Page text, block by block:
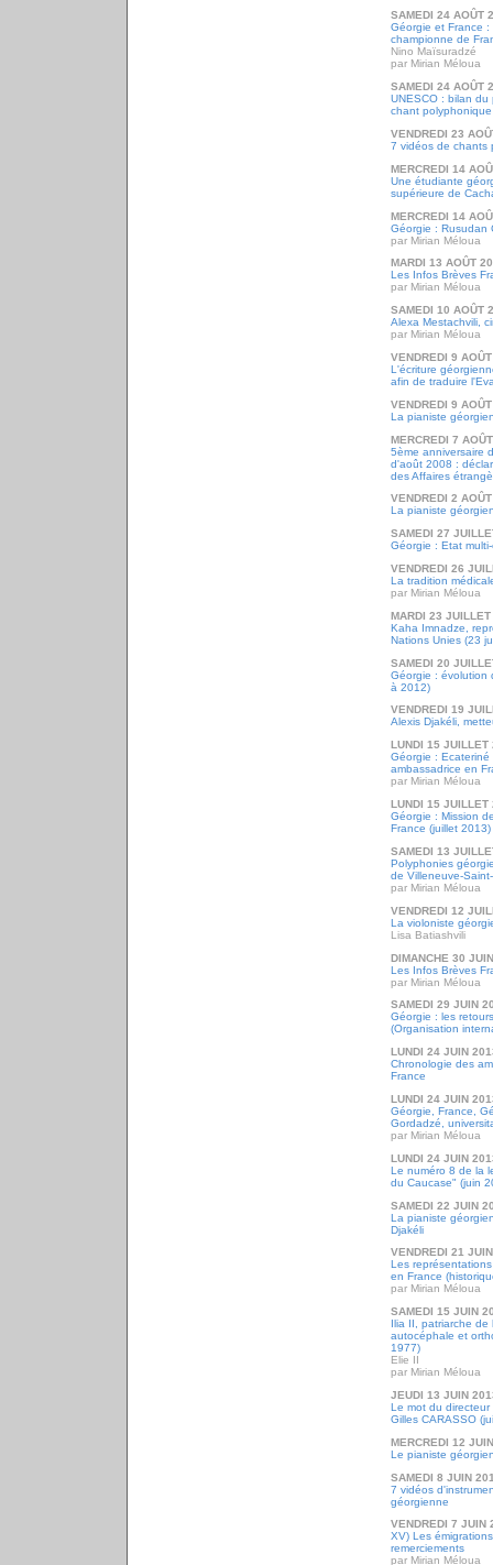
SAMEDI 24 AOÛT
Géorgie et France :
championne de
Nino Maïsuradzé
par Mirian Méloua
SAMEDI 24 AOÛT
UNESCO : bilan
chant
VENDREDI 23
7 vidéos de chants
MERCREDI 14
Une étudiante
supérieure de
MERCREDI 14
Géorgie : Rusudan
par Mirian Méloua
MARDI 13 AOÛT
Les Infos Brèves
par Mirian Méloua
SAMEDI 10 AOÛT
Alexa Mestachvili,
par Mirian Méloua
VENDREDI 9
L'écriture
afin de traduire
VENDREDI 9
La pianiste
MERCREDI 7
5ème anniversaire
d'août 2008 :
des Affaires
VENDREDI 2
La pianiste
SAMEDI 27
Géorgie : Etat
VENDREDI 26
La tradition
par Mirian Méloua
MARDI 23
Kaha Imnadze,
Nations Unies (23
SAMEDI 20
Géorgie : évolution
à 2012)
VENDREDI 19
Alexis Djakéli,
LUNDI 15 JUILLET
Géorgie : Ecateriné
ambassadrice en
par Mirian Méloua
LUNDI 15 JUILLET
Géorgie : Mission
France (juillet 2013)
SAMEDI 13
Polyphonies
de Villeneuve-
par Mirian Méloua
VENDREDI 12
La violoniste
Lisa Batiashvili
DIMANCHE 30
Les Infos Brèves
par Mirian Méloua
SAMEDI 29 JUIN
Géorgie : les
(Organisation
LUNDI 24 JUIN
Chronologie des
France
LUNDI 24 JUIN
Géorgie, France,
Gordadzé,
par Mirian Méloua
LUNDI 24 JUIN
Le numéro 8 de la
du Caucase" (juin
SAMEDI 22 JUIN
La pianiste
Djakéli
VENDREDI 21
Les
en France
par Mirian Méloua
SAMEDI 15 JUIN
Ilia II, patriarche de
autocéphale et
1977)
Elie II
par Mirian Méloua
JEUDI 13 JUIN
Le mot du
Gilles CARASSO
MERCREDI 12
Le pianiste
SAMEDI 8 JUIN
7 vidéos
géorgienne
VENDREDI 7 JUIN
XV) Les
remerciements
par Mirian Méloua